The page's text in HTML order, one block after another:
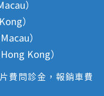
）
）
）
Kong）
費問診金，報銷車費